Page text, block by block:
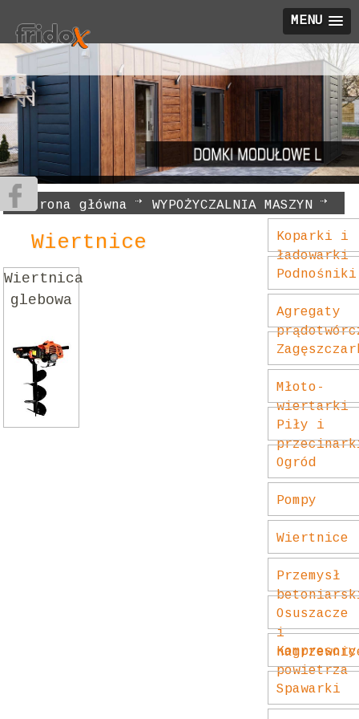
MENU
Strona główna
WYPOŻYCZALNIA MASZYN
Wiertnice
Wiertnice
Wiertnica
glebowa
Koparki i
ładowarki
Podnośniki
Agregaty
Młoto-
wiertarki
Piły i
Ogród
Pompy
Wiertnice
Przemysł
Osuszacze
i
Kompresory
powietrza
Spawarki